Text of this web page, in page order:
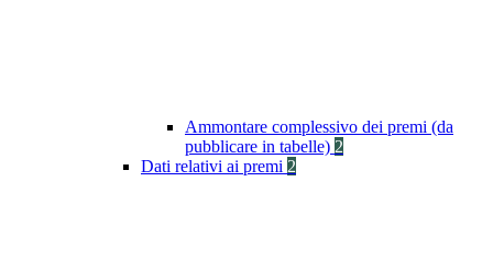
Ammontare complessivo dei premi (da
pubblicare in tabelle) 2
Dati relativi ai premi 2